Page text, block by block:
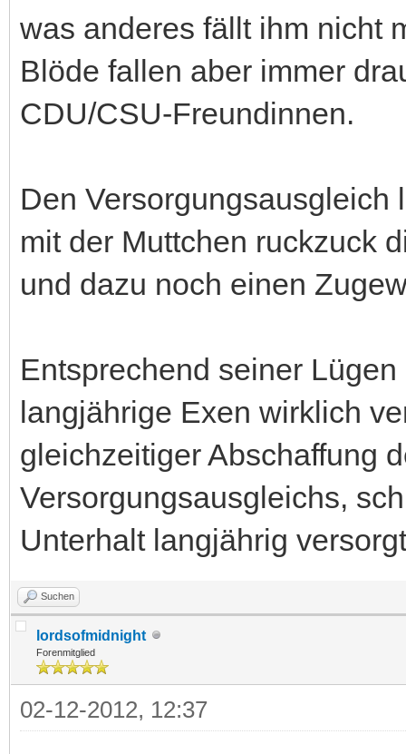
was anderes fällt ihm nicht
Blöde fallen aber immer
CDU/CSU-Freundinnen.
Den Versorgungsausgleich
mit der Muttchen ruckzuck
und dazu noch einen
Entsprechend seiner
langjährige Exen wirklich
gleichzeitiger Abschaffung
Versorgungsausgleichs,
Unterhalt langjährig
Suchen
lordsofmidnight
Forenmitglied
02-12-2012, 12:37